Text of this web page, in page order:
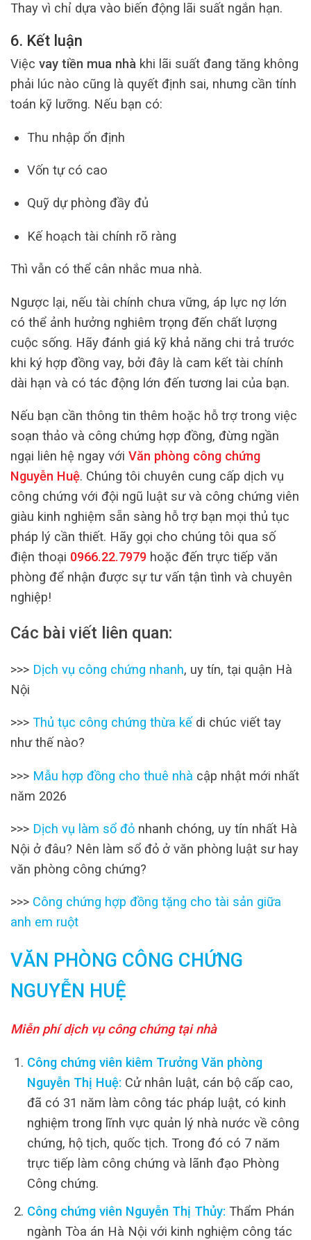
Thay vì chỉ dựa vào biến động lãi suất ngắn hạn.
6. Kết luận
Việc vay tiền mua nhà khi lãi suất đang tăng không
phải lúc nào cũng là quyết định sai, nhưng cần tính
toán kỹ lưỡng. Nếu bạn có:
Thu nhập ổn định
Vốn tự có cao
Quỹ dự phòng đầy đủ
Kế hoạch tài chính rõ ràng
Thì vẫn có thể cân nhắc mua nhà.
Ngược lại, nếu tài chính chưa vững, áp lực nợ lớn
có thể ảnh hưởng nghiêm trọng đến chất lượng
cuộc sống. Hãy đánh giá kỹ khả năng chi trả trước
khi ký hợp đồng vay, bởi đây là cam kết tài chính
dài hạn và có tác động lớn đến tương lai của bạn.
Nếu bạn cần thông tin thêm hoặc hỗ trợ trong việc
soạn thảo và công chứng hợp đồng, đừng ngần
ngại liên hệ ngay với Văn phòng công chứng
Nguyễn Huệ. Chúng tôi chuyên cung cấp dịch vụ
công chứng với đội ngũ luật sư và công chứng viên
giàu kinh nghiệm sẵn sàng hỗ trợ bạn mọi thủ tục
pháp lý cần thiết. Hãy gọi cho chúng tôi qua số
điện thoại 0966.22.7979 hoặc đến trực tiếp văn
phòng để nhận được sự tư vấn tận tình và chuyên
nghiệp!
Các bài viết liên quan:
>>> Dịch vụ công chứng nhanh, uy tín, tại quận Hà
Nội
>>> Thủ tục công chứng thừa kế di chúc viết tay
như thế nào?
>>> Mẫu hợp đồng cho thuê nhà cập nhật mới nhất
năm 2026
>>> Dịch vụ làm sổ đỏ nhanh chóng, uy tín nhất Hà
Nội ở đâu? Nên làm sổ đỏ ở văn phòng luật sư hay
văn phòng công chứng?
>>> Công chứng hợp đồng tặng cho tài sản giữa
anh em ruột
VĂN PHÒNG CÔNG CHỨNG
NGUYỄN HUỆ
Miễn phí dịch vụ công chứng tại nhà
Công chứng viên kiêm Trưởng Văn phòng
Nguyễn Thị Huệ: Cử nhân luật, cán bộ cấp cao,
đã có 31 năm làm công tác pháp luật, có kinh
nghiệm trong lĩnh vực quản lý nhà nước về công
chứng, hộ tịch, quốc tịch. Trong đó có 7 năm
trực tiếp làm công chứng và lãnh đạo Phòng
Công chứng.
Công chứng viên Nguyễn Thị Thủy: Thẩm Phán
ngành Tòa án Hà Nội với kinh nghiệm công tác